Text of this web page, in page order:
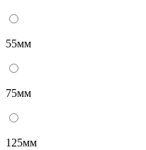
55мм
75мм
125мм